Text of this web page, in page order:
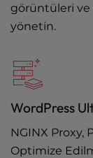
görüntüleri
yönetin.
WordPress
NGINX Proxy,
Optimize